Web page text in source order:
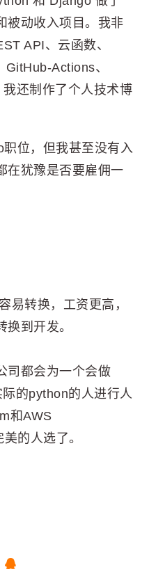
被动收入项目。我非
API、云函数、
Actions、
还制作了个人技术博
位，但我甚至没有入
在犹豫是否要雇佣一
易转换，工资更高，
到开发。
司都会为一个会做
的python的人进行人
和AWS
的人选了。